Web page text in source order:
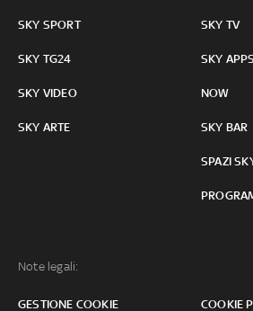
SKY SPORT
SKY TG24
SKY VIDEO
SKY ARTE
SKY TV
SKY APPS
NOW
SKY BAR
SPAZI
Note legali:
GESTIONE COOKIE COOKIE